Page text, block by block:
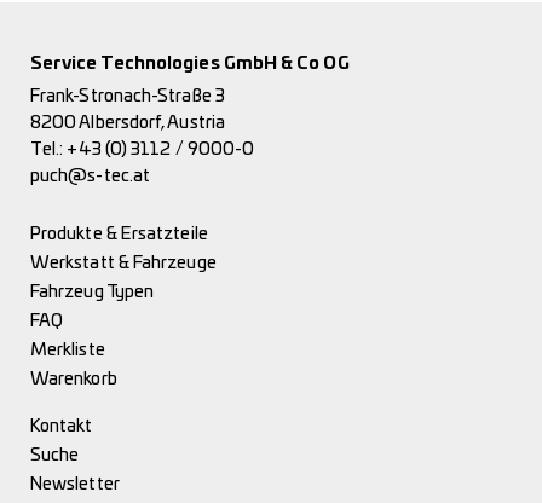
Service Technologies GmbH & Co OG
Frank-Stronach-Straße 3
8200 Albersdorf, Austria
Tel.: +43 (0) 3112 / 9000-0
puch@s-tec.at
Produkte & Ersatzteile
Werkstatt & Fahrzeuge
Fahrzeug Typen
FAQ
Merkliste
Warenkorb
Kontakt
Suche
Newsletter